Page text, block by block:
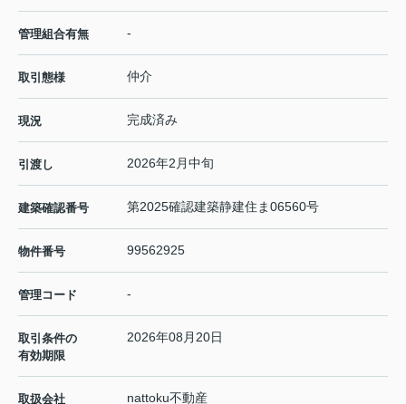
管理組合有無 -
取引態様 仲介
現況 完成済み
引渡し 2026年2月中旬
建築確認番号 第2025確認建築静建住ま06560号
物件番号 99562925
管理コード -
取引条件の
有効期限
2026年08月20日
取扱会社
nattoku不動産